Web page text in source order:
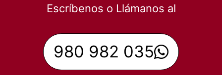
Escríbenos o Llámanos al
980 982 035